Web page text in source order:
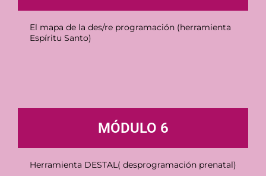
El mapa de la des/re programación (herramienta
Espíritu Santo)
MÓDULO 6
Herramienta DESTAL( desprogramación prenatal)